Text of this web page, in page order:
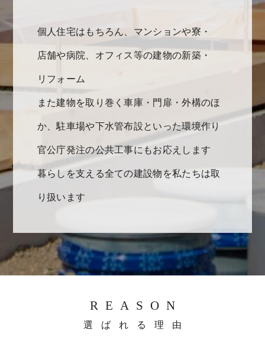
個人住宅はもちろん、マンションや寮・
店舗や病院、オフィス等の建物の新築・
リフォーム
また建物を取り巻く車庫・門扉・外構のほ
か、駐車場や下水管布設といった環境作り
官公庁発注の公共工事にもお応えします
暮らしを支える全ての建設物を私たちは取
り扱います
REASON
選ばれる理由